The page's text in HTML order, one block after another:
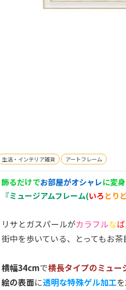
生活・インテリア雑貨 アートフレーム
飾るだけでお部屋がオシャレに変
『ミュージアムフレーム(いろとり
リサとガスパールがカラフルな
街中を歩いている、とってもお茶
横幅34cmで横長タイプのミュー
絵の表面に透明な特殊ゲル加工